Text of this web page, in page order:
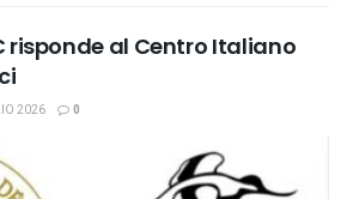
risponde al Centro Italiano
2026 0